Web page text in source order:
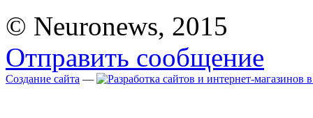
© Neuronews, 2015
Отправить сообщение
Создание сайта —